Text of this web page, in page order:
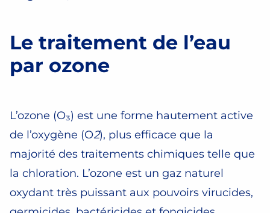
Le traitement de l’eau
par ozone
L’ozone (O₃) est une forme hautement active
de l’oxygène (O2), plus efficace que la
majorité des traitements chimiques telle que
la chloration. L’ozone est un gaz naturel
oxydant très puissant aux pouvoirs virucides,